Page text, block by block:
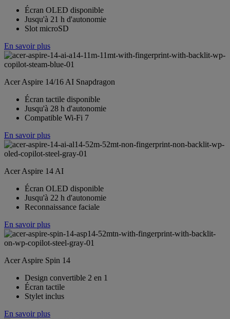
Écran OLED disponible
Jusqu'à 21 h d'autonomie
Slot microSD
En savoir plus
Acer Aspire 14/16 AI Snapdragon
Écran tactile disponible
Jusqu'à 28 h d'autonomie
Compatible Wi-Fi 7
En savoir plus
Acer Aspire 14 AI
Écran OLED disponible
Jusqu'à 22 h d'autonomie
Reconnaissance faciale
En savoir plus
Acer Aspire Spin 14
Design convertible 2 en 1
Écran tactile
Stylet inclus
En savoir plus